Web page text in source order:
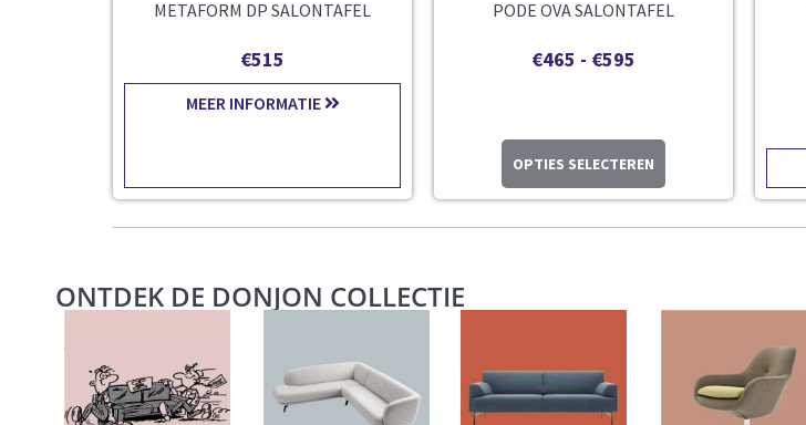
METAFORM DP SALONTAFEL
€515
MEER INFORMATIE
PODE OVA SALONTAFEL
€465 - €595
OPTIES SELECTEREN
ONTDEK DE DONJON COLLECTIE